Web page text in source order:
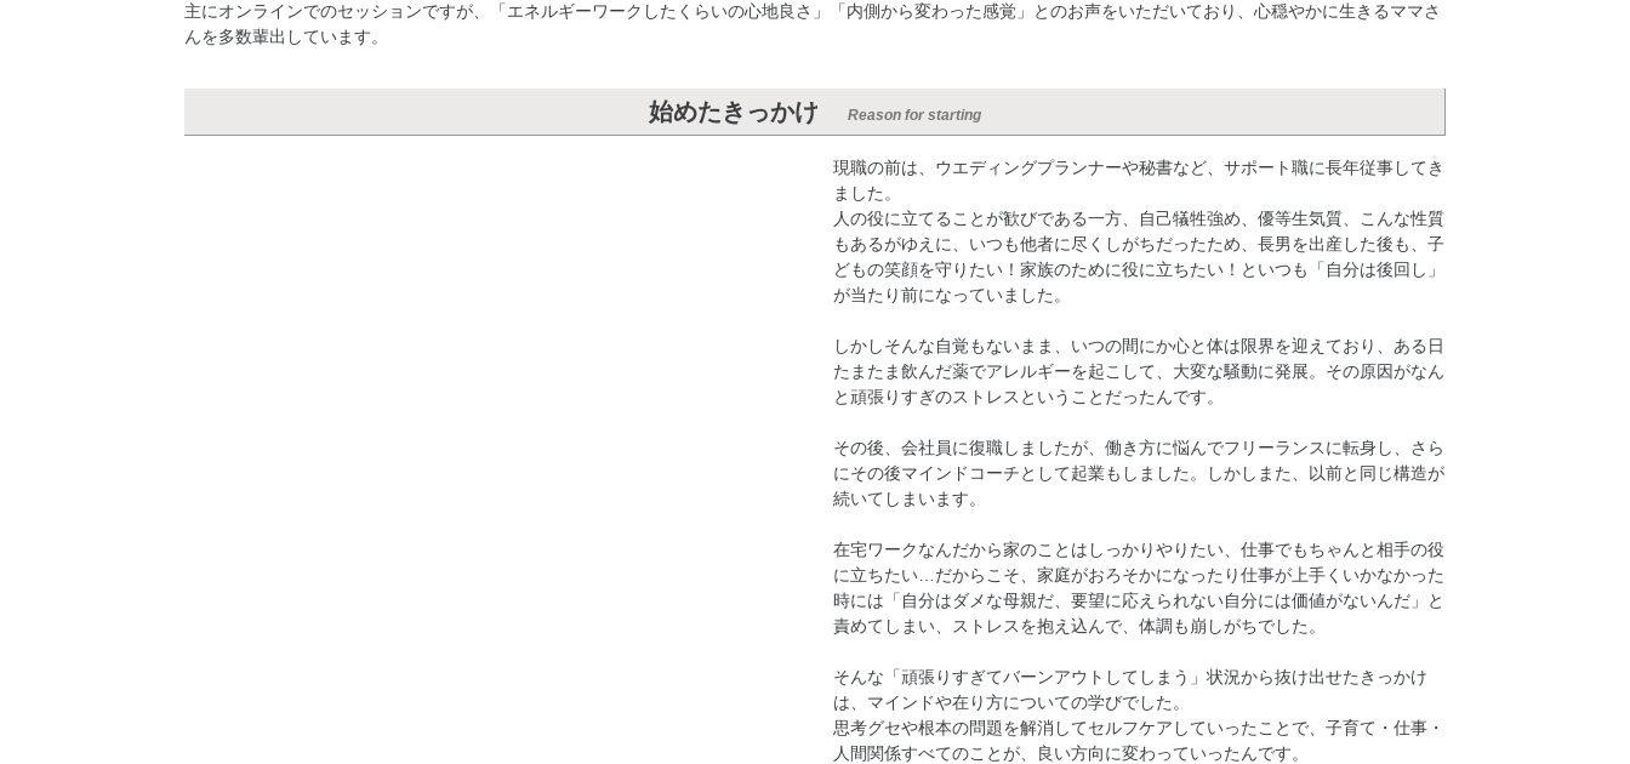
主にオンラインでのセッションですが、「エネルギーワークしたくらいの心地良さ」「内側から変わった感覚」とのお声をいただいており、心穏やかに生きるママさ
んを多数輩出しています。
始めたきっかけ Reason for starting
現職の前は、ウエディングプランナーや秘書など、サポート職に長年従事してき
ました。
人の役に立てることが歓びである一方、自己犠牲強め、優等生気質、こんな性質
もあるがゆえに、いつも他者に尽くしがちだったため、長男を出産した後も、子
どもの笑顔を守りたい！家族のために役に立ちたい！といつも「自分は後回し」
が当たり前になっていました。
しかしそんな自覚もないまま、いつの間にか心と体は限界を迎えており、ある日
たまたま飲んだ薬でアレルギーを起こして、大変な騒動に発展。その原因がなん
と頑張りすぎのストレスということだったんです。
その後、会社員に復職しましたが、働き方に悩んでフリーランスに転身し、さら
にその後マインドコーチとして起業もしました。しかしまた、以前と同じ構造が
続いてしまいます。
在宅ワークなんだから家のことはしっかりやりたい、仕事でもちゃんと相手の役
に立ちたい…だからこそ、家庭がおろそかになったり仕事が上手くいかなかった
時には「自分はダメな母親だ、要望に応えられない自分には価値がないんだ」と
責めてしまい、ストレスを抱え込んで、体調も崩しがちでした。
そんな「頑張りすぎてバーンアウトしてしまう」状況から抜け出せたきっかけ
は、マインドや在り方についての学びでした。
思考グセや根本の問題を解消してセルフケアしていったことで、子育て・仕事・
人間関係すべてのことが、良い方向に変わっていったんです。